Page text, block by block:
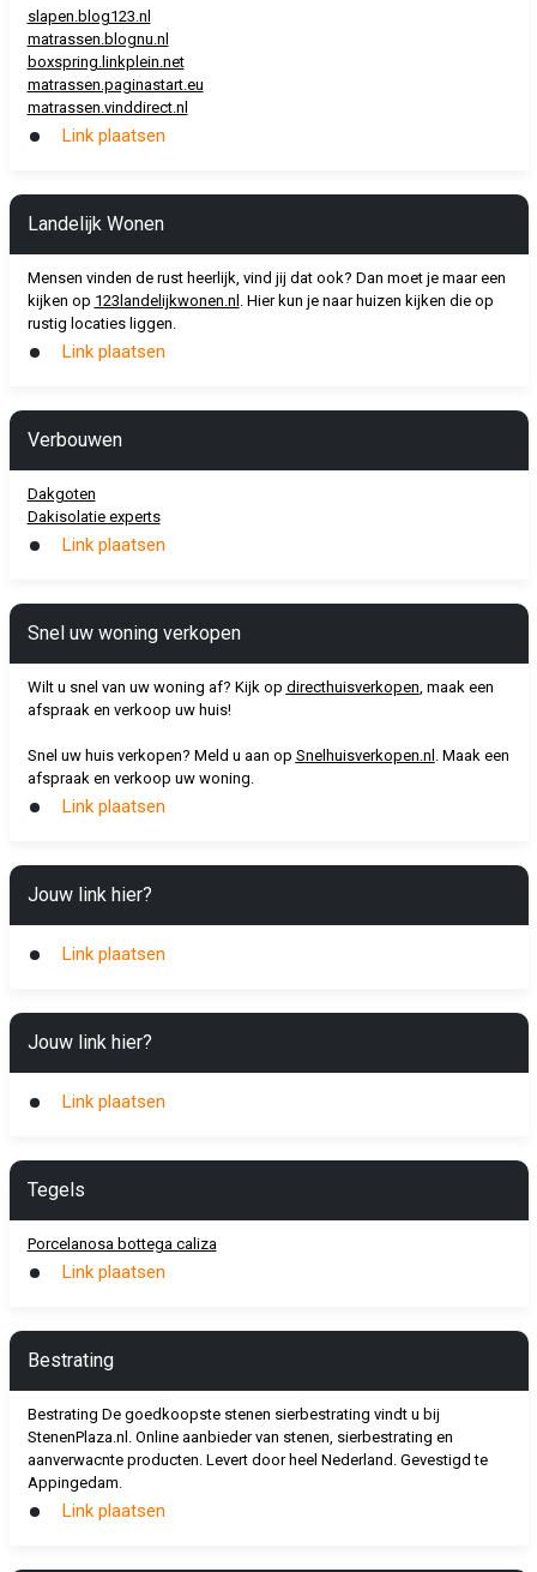
slapen.blog123.nl
matrassen.blognu.nl
boxspring.linkplein.net
matrassen.paginastart.eu
matrassen.vinddirect.nl
Link plaatsen
Landelijk Wonen
Mensen vinden de rust heerlijk, vind jij dat ook? Dan moet je maar een
kijken op 123landelijkwonen.nl . Hier kun je naar huizen kijken die op
rustig locaties liggen.
Link plaatsen
Verbouwen
Dakgoten
Dakisolatie experts
Link plaatsen
Snel uw woning verkopen
Wilt u snel van uw woning af? Kijk op directhuisverkopen, maak een
afspraak en verkoop uw huis!
Snel uw huis verkopen? Meld u aan op Snelhuisverkopen.nl . Maak een
afspraak en verkoop uw woning.
Link plaatsen
Jouw link hier?
Link plaatsen
Jouw link hier?
Link plaatsen
Tegels
Porcelanosa bottega caliza
Link plaatsen
Bestrating
Bestrating De goedkoopste stenen sierbestrating vindt u bij
StenenPlaza.nl. Online aanbieder van stenen, sierbestrating en
aanverwacnte producten. Levert door heel Nederland. Gevestigd te
Appingedam.
Link plaatsen